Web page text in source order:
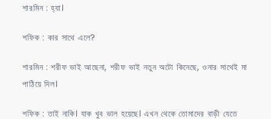
শারমিন : হ্যা।
শফিক : কার সাথে এলে?
শারমিন : শরীফ ভাই আছেনা, শরীফ ভাই নতুন অটো কিনেছে, ওনার সাথেই মা
পাঠিয়ে দিল।
শফিক : তাই নাকি। যাক খুব ভাল হয়েছে। এখন থেকে তোমাদের বাড়ী যেতে